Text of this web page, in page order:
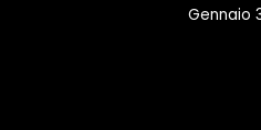
Gennaio